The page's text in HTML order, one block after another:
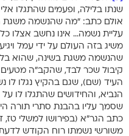
שנתו בלילה, ופעמים שהתגלו
אולם כתב: “מה שהנשמה משגת
עליית נשמה… אינו נחשב אצלו
משיג בזה העולם על ידי עמל
שהנשמה משגת בשינה, שהוא בלא
קיבול שכר לבד, שהקב”ה מטעים
העיד (שם), שגם בהקיץ נגלו לו
הנביא, והחידושים שהתגלו לו על
שסמך עליו בהבנת סתרי תורה
כתב הגר”א (בפירושו למשלי
משורשי נשמתו רוח הקודש